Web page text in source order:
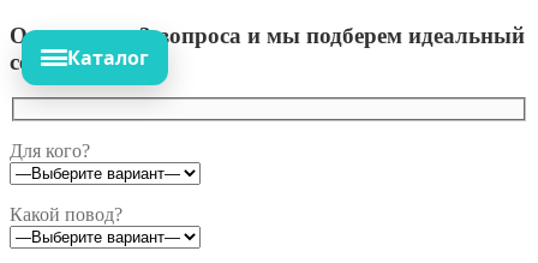
Ответьте на 3 вопроса и мы подберем идеальный
сет!
Для кого?
Какой повод?
Каталог